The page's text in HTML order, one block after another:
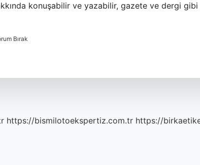
konuşabilir ve yazabilir, gazete ve dergi
Bırak
https://bismilotoekspertiz.com.tr https://